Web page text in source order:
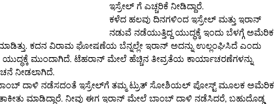
ಇಸ್ರೇಲ್ ಗೆ ಎಚ್ಚರಿಕೆ ನೀಡಿದ್ದಾರೆ.
ಕಳೆದ ಹಲವು ದಿನಗಳಿಂದ ಇಸ್ರೇಲ್ ಮತ್ತು ಇರಾನ್
ನಡುವೆ ನಡೆಯುತ್ತಿದ್ದ ಯುದ್ಧಕ್ಕೆ ಇಂದು ಬೆಳಗ್ಗೆ ಅಮೆರಿಕ
ಕದನ ವಿರಾಮ ಘೋಷಣೆಯ ಬೆನ್ನಲ್ಲೇ ಇರಾನ್ ಅದನ್ನು ಉಲ್ಲಂಘಿಸಿದೆ ಎಂದು
ಮುಂದಾಗಿದೆ. ಟೆಹರಾನ್ ಮೇಲೆ ಹೆಚ್ಚಿನ ತೀವ್ರತೆಯ ಕಾರ್ಯಾಚರಣೆಗಳನ್ನು
ನೀಡಲಾಗಿದೆ.
ತಮ್ಮ ಟ್ರುತ್ ಸೋಶಿಯಲ್ ಪೋಸ್ಟ್ ಮೂಲಕ ಅಮೆರಿಕ
ತಾಕೀತು ಮಾಡಿದ್ದಾರೆ. ನೀವು ಈಗ ಇರಾನ್ ಮೇಲೆ ಬಾಂಬ್ ದಾಳಿ ನಡೆಸಿದರೆ, ಬಹುದೊಡ್ಡ